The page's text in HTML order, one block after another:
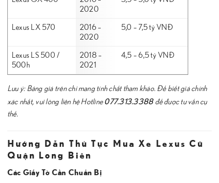
2020
Lexus LX 570
2016 –
2020
5,0 – 7,5 tỷ VNĐ
Lexus LS 500 /
500h
2018 –
2021
4,5 – 6,5 tỷ VNĐ
Lưu ý: Bảng giá trên chỉ mang tính chất tham khảo. Để biết giá chính
xác nhất, vui lòng liên hệ Hotline077.313.3388để được tư vấn cụ
thể.
Hướng Dẫn Thủ Tục Mua Xe Lexus Cũ
Quận Long Biên
Các Giấy Tờ Cần Chuẩn Bị